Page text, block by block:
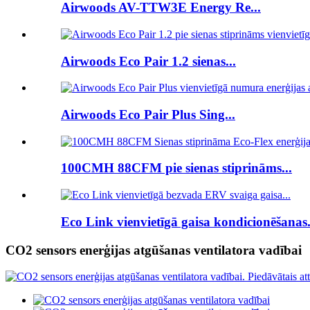
Airwoods AV-TTW3E Energy Re...
Airwoods Eco Pair 1.2 sienas...
Airwoods Eco Pair Plus Sing...
100CMH 88CFM pie sienas stiprināms...
Eco Link vienvietīgā gaisa
CO2 sensors enerģijas atgūšanas ventilatora vadībai